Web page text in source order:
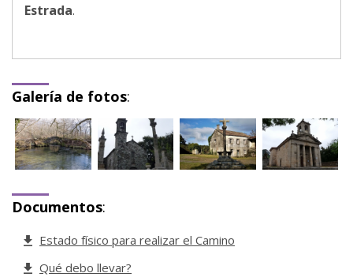
Estrada.
Galería de fotos:
Documentos:
Estado físico para realizar el Camino
Qué debo llevar?